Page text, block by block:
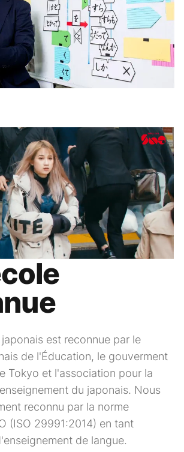
est reconnue par le
de l'Éducation, le gouverment
Tokyo et l'association pour la
du japonais. Nous
reconnu par la norme
(ISO 29991:2014) en tant
de langue.